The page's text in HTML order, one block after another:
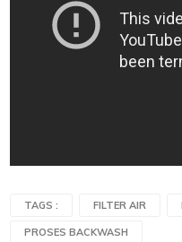
TAGS : FILTER AIR
PROSES BACKWASH